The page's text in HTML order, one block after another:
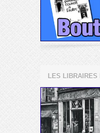
LES LIBRAIRES